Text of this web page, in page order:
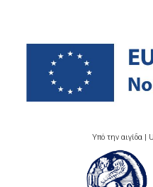
Υπό την αιγίδα |